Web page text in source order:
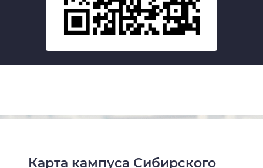
Карта кампуса Сибирского